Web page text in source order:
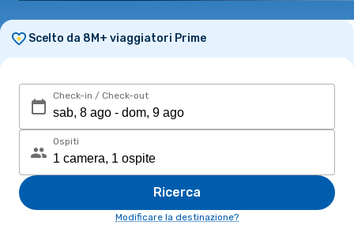
Scelto da 8M+ viaggiatori Prime
Check-in / Check-out
Ospiti
Ricerca
Modificare la destinazione?